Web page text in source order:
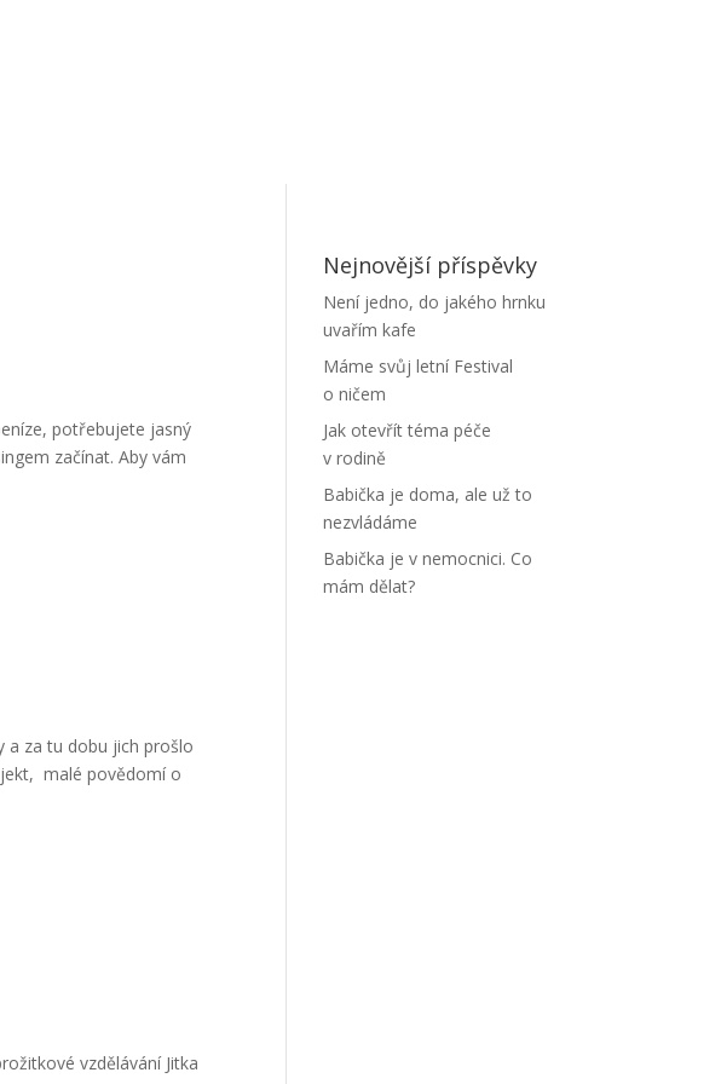
potřebujete jasný
začínat. Aby vám
a za tu dobu jich prošlo
malé povědomí o
vzdělávání Jitka
Nejnovější příspěvky
Není jedno, do jakého hrnku
uvařím kafe
Máme svůj letní Festival
o ničem
Jak otevřít téma péče
v rodině
Babička je doma, ale už to
nezvládáme
Babička je v nemocnici. Co
mám dělat?